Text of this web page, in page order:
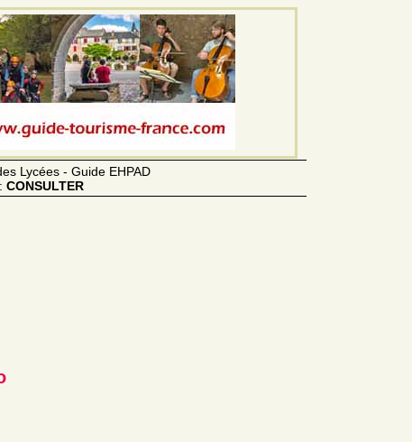
Lycées - Guide EHPAD
CONSULTER